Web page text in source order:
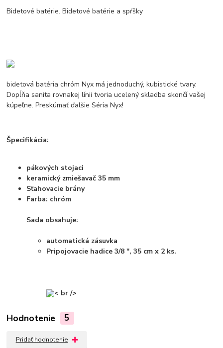
Bidetové batérie. Bidetové batérie a spŕšky
bidetová batéria chróm Nyx má jednoduchý, kubistické tvary.
Dopĺňa sanita rovnakej línii tvoria ucelený skladba skončí vašej
kúpeľne. Preskúmať ďalšie Séria Nyx!
Špecifikácia:
pákových stojaci
keramický zmiešavač 35 mm
Sťahovacie brány
Farba: chróm
Sada obsahuje:
automatická zásuvka
Pripojovacie hadice 3/8 ", 35 cm x 2 ks.
< br />
Hodnotenie 5
Pridať hodnotenie